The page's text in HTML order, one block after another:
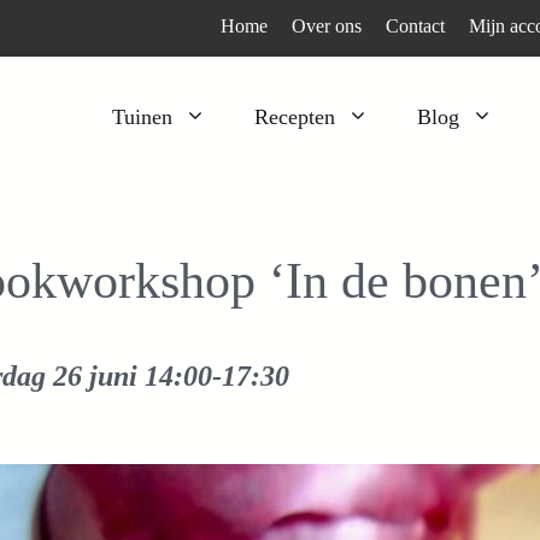
Home Over ons Contact Mijn
Tuinen Recepten Blog
Kruiden
Verfplanten
Peulgroenten
Bladgroenten
‘In de bonen’
26 juni 14:00-17:30